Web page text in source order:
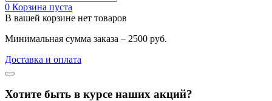
0 Корзина пуста
В вашей корзине нет товаров
Минимальная сумма заказа – 2500 руб.
Доставка и оплата
Хотите быть в курсе наших акций?